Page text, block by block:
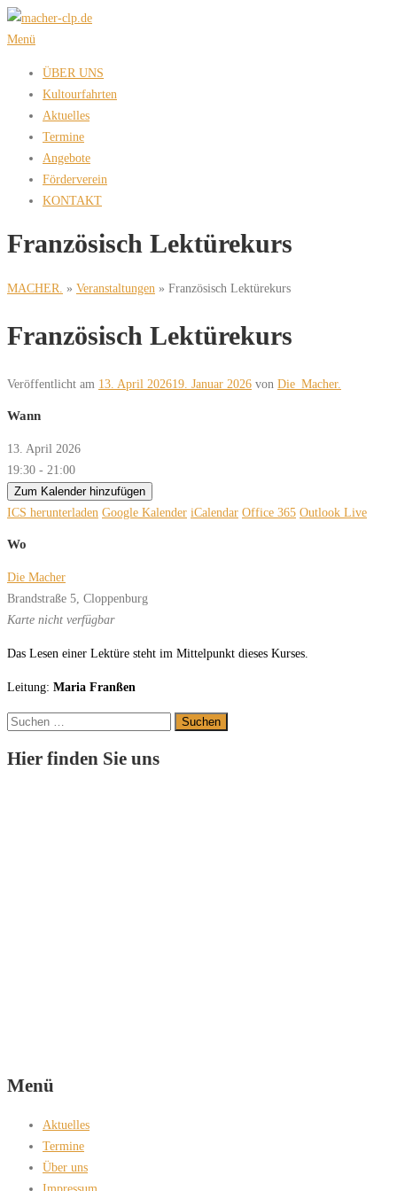
Zum
Inhalt
Menü
ÜBER UNS
Kultourfahrten
Aktuelles
Termine
Angebote
Förderverein
KONTAKT
Französisch Lektürekurs
MACHER. » Veranstaltungen » Französisch Lektürekurs
Französisch Lektürekurs
Veröffentlicht am 13. April 202619. Januar 2026 von Die_Macher.
Wann
13. April 2026
19:30 - 21:00
Zum Kalender hinzufügen
ICS herunterladen Google Kalender iCalendar Office 365 Outlook Live
Wo
Die Macher
Brandstraße 5, Cloppenburg
Karte nicht verfügbar
Das Lesen einer Lektüre steht im Mittelpunkt dieses Kurses.
Leitung: Maria Franßen
Suchen
Hier finden Sie uns
Menü
Aktuelles
Termine
Über uns
Impressum